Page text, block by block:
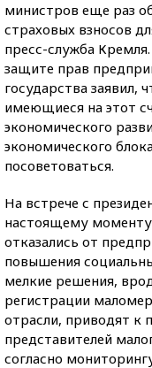
министров еще раз
страховых взносов
пресс-служба
защите прав
государства заявил,
имеющиеся на этот
экономического
экономического
посоветоваться.
На встрече с
настоящему
отказались от
повышения
мелкие решения,
регистрации
отрасли, приводят к
представителей
согласно